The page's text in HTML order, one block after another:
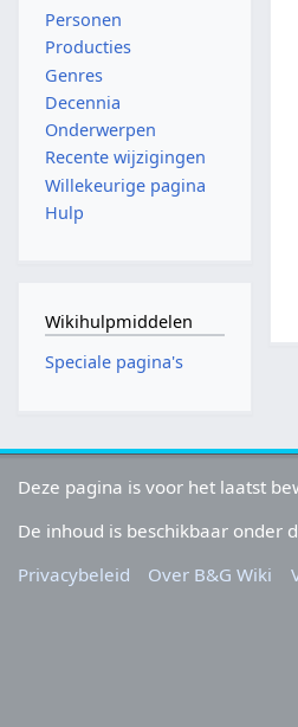
Personen
Producties
Genres
Decennia
Onderwerpen
Recente wijzigingen
Willekeurige pagina
Hulp
Wikihulpmiddelen
Speciale pagina's
Deze pagina is voor het laatst
De inhoud is beschikbaar onder
Privacybeleid
Over B&G Wiki